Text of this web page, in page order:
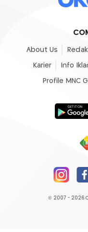
About Us
Karier Info
Profile MNC
© 2007 - 2026